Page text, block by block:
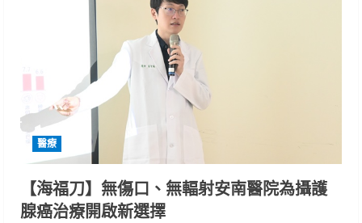
醫療
【海福刀】無傷口、無輻射安南醫院為攝護
腺癌治療開啟新選擇